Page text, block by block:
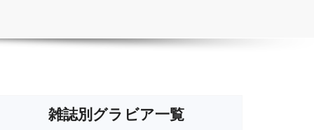
雑誌別グラビア一覧